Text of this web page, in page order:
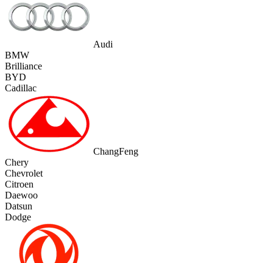
Audi
BMW
Brilliance
BYD
Cadillac
ChangFeng
Chery
Chevrolet
Citroen
Daewoo
Datsun
Dodge